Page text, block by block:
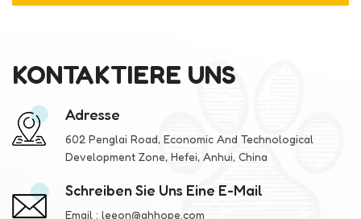
KONTAKTIERE UNS
Adresse
602 Penglai Road, Economic And Technological
Development Zone, Hefei, Anhui, China
Schreiben Sie Uns Eine E-Mail
Email : leeon@ahhope.com